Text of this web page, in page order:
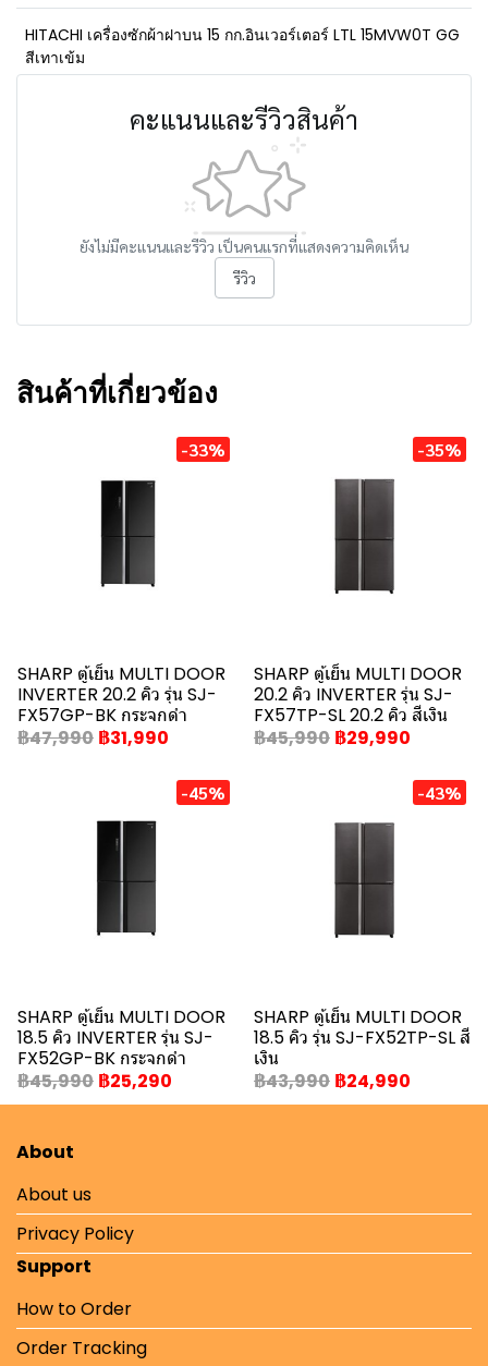
HITACHI เครื่องซักผ้าฝาบน 15 กก.อินเวอร์เตอร์ LTL 15MVW0T GG
สีเทาเข้ม
คะแนนและรีวิวสินค้า
ยังไม่มีคะแนนและรีวิว เป็นคนแรกที่แสดงความคิดเห็น
รีวิว
สินค้าที่เกี่ยวข้อง
-33%
SHARP ตู้เย็น MULTI DOOR
INVERTER 20.2 คิว รุ่น SJ-
FX57GP-BK กระจกดำ
฿47,990 ฿31,990
-35%
SHARP ตู้เย็น MULTI DOOR
20.2 คิว INVERTER รุ่น SJ-
FX57TP-SL 20.2 คิว สีเงิน
฿45,990 ฿29,990
-45%
SHARP ตู้เย็น MULTI DOOR
18.5 คิว INVERTER รุ่น SJ-
FX52GP-BK กระจกดำ
฿45,990 ฿25,290
-43%
SHARP ตู้เย็น MULTI DOOR
18.5 คิว รุ่น SJ-FX52TP-SL สี
เงิน
฿43,990 ฿24,990
About
About us
Privacy Policy
Support
How to Order
Order Tracking